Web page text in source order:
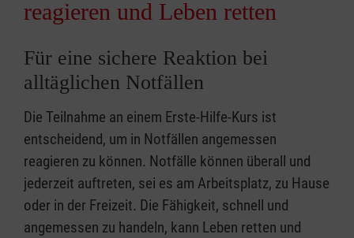
reagieren und Leben retten
Für eine sichere Reaktion bei
alltäglichen Notfällen
Die Teilnahme an einem Erste-Hilfe-Kurs ist
entscheidend, um in Notfällen angemessen
reagieren zu können. Notfälle können überall und
jederzeit auftreten, sei es am Arbeitsplatz, zu Hause
oder in der Freizeit. Die Fähigkeit, schnell und
angemessen zu handeln, kann Leben retten und